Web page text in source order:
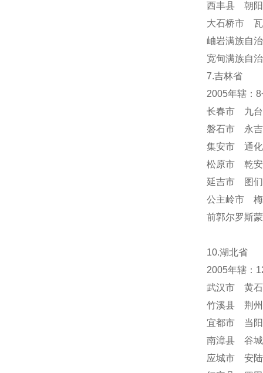
西丰县 朝
大石桥市
岫岩满族自
宽甸满族自
7.吉林省
2005年辖：
长春市 九
磐石市 永
集安市 通
松原市 乾
延吉市 图
公主岭市
前郭尔罗斯
10.湖北省
2005年辖：
武汉市 黄
竹溪县 荆
宜都市 当
南漳县 谷
应城市 安